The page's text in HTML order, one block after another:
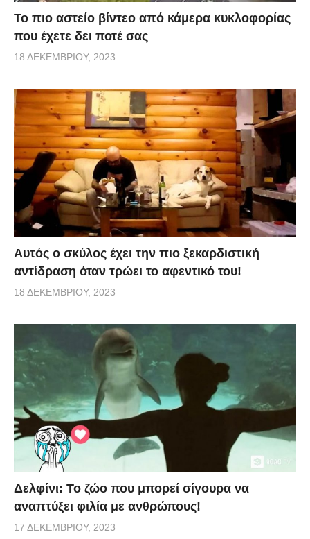
Το πιο αστείο βίντεο από κάμερα κυκλοφορίας
που έχετε δει ποτέ σας
18 ΔΕΚΕΜΒΡΊΟΥ, 2023
Αυτός ο σκύλος έχει την πιο ξεκαρδιστική
αντίδραση όταν τρώει το αφεντικό του!
18 ΔΕΚΕΜΒΡΊΟΥ, 2023
Δελφίνι: Το ζώο που μπορεί σίγουρα να
αναπτύξει φιλία με ανθρώπους!
17 ΔΕΚΕΜΒΡΊΟΥ, 2023